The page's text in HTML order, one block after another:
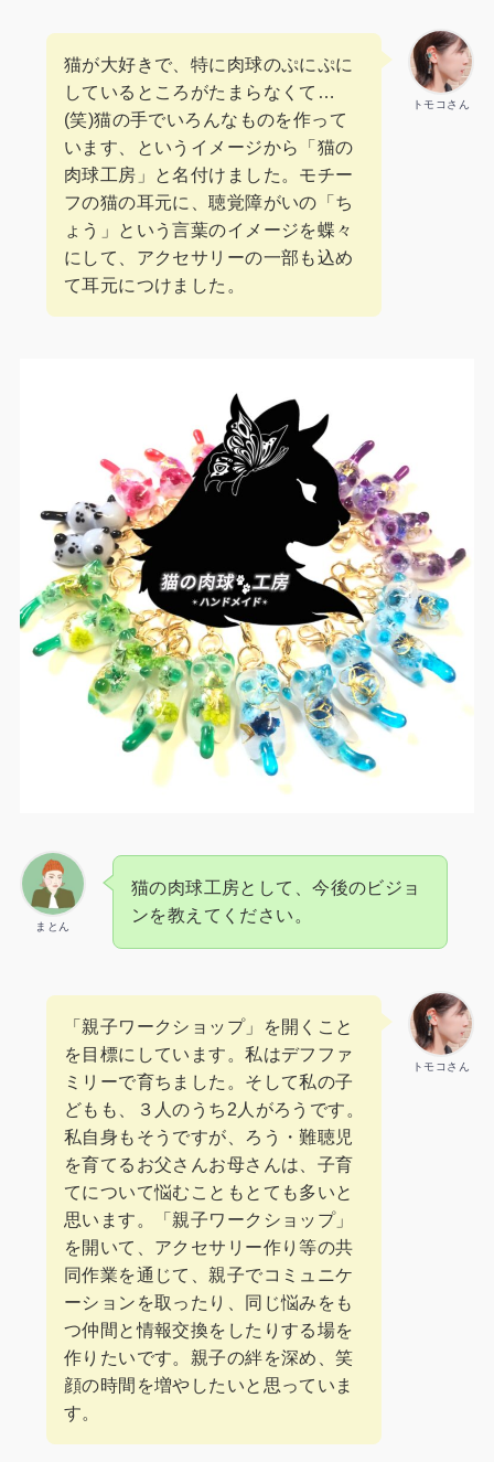
トモコさん
猫が大好きで、特に肉球のぷにぷに
しているところがたまらなくて…
(笑)猫の手でいろんなものを作って
います、というイメージから「猫の
肉球工房」と名付けました。モチー
フの猫の耳元に、聴覚障がいの「ち
ょう」という言葉のイメージを蝶々
にして、アクセサリーの一部も込め
て耳元につけました。
まとん
猫の肉球工房として、今後のビジョ
ンを教えてください。
トモコさん
「親子ワークショップ」を開くこと
を目標にしています。私はデフファ
ミリーで育ちました。そして私の子
どもも、３人のうち2人がろうです。
私自身もそうですが、ろう・難聴児
を育てるお父さんお母さんは、子育
てについて悩むこともとても多いと
思います。「親子ワークショップ」
を開いて、アクセサリー作り等の共
同作業を通じて、親子でコミュニケ
ーションを取ったり、同じ悩みをも
つ仲間と情報交換をしたりする場を
作りたいです。親子の絆を深め、笑
顔の時間を増やしたいと思っていま
す。